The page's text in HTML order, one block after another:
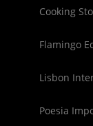
Cooking
Flamingo
Lisbon
Poesia